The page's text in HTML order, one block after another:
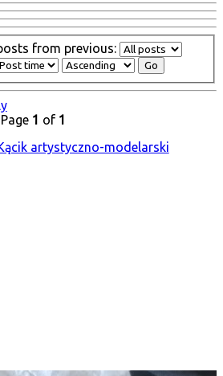
from previous:
1 of 1
artystyczno-modelarski